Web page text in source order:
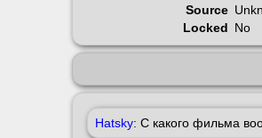
Source
Locked No
Hatsky: С какого фильма